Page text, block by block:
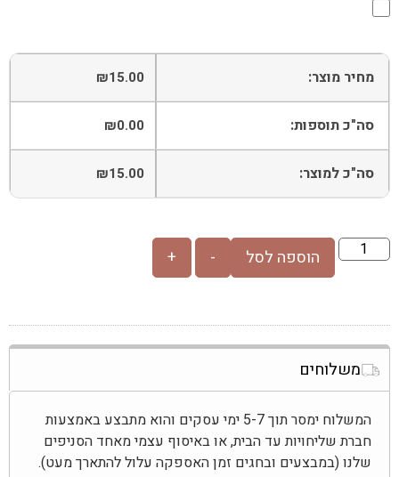
מחיר מוצר: ₪15.00
סה"כ תוספות: ₪0.00
סה"כ למוצר: ₪15.00
-
+ הוספה לסל
משלוחים
המשלוח ימסר תוך 5-7 ימי עסקים והוא מתבצע באמצעות
חברת שליחויות עד הבית, או באיסוף עצמי מאחד הסניפים
שלנו (במבצעים ובחגים זמן האספקה עלול להתארך מעט).